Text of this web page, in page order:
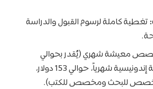
تغطية كاملة لرسوم القبول والدراسة
معيشة شهري (يُقدر بحوالي
2,550,000 روبية إندونيسية شهرياً، حوالي 153 دولار،
مخصص للبحث ومخصص للكتب).